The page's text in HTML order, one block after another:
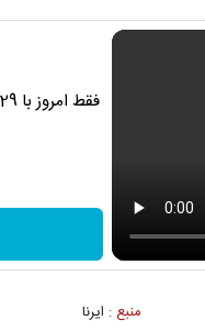
منبع : ایرنا